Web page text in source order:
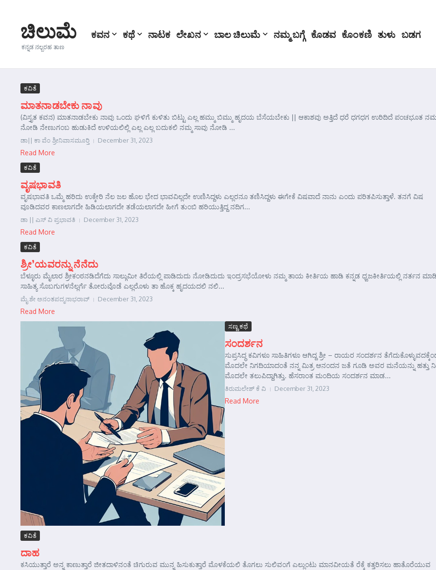
ಚಿಲುಮೆ
ಕನ್ನಡ ನಲ್ಬರಹ ತಾಣ
ಕವನ ಕಥೆ ನಾಟಕ ಲೇಖನ ಬಾಲ ಚಿಲುಮೆ ನಮ್ಮ ಬಗ್ಗೆ ಕೊಡವ ಕೊಂಕಣಿ ತುಳು ಬಡಗ
ಕವಿತೆ
ಮಾತನಾಡಬೇಕು ನಾವು
(ವಿಸ್ತೃತ ಕವನ) ಮಾತನಾಡಬೇಕು ನಾವು ಒಂದು ಘಳಿಗೆ ಕುಳಿತು ಬಿಟ್ಟು ಎಲ್ಲ ಹಮ್ಮು ಬಿಮ್ಮು ಹೃದಯ ಬೆಸೆಯಬೇಕು || ಆಕಾಶವು ಅತ್ತಿದೆ ಧರೆ ಧಗಧಗ ಉರಿದಿದೆ ಪಂಚಭೂತ
ನೋಡಿ ನೇಣುಗಂಬ ಹುಡುಕಿದೆ ಉಳಿಯಲಿಲ್ಲಿ ಎಲ್ಲ ಎಲ್ಲ ಬದುಕಲಿ ನಮ್ಮ ಸಾವು ನೋಡಿ ...
ಡಾ|| ಕಾ ವೆಂ ಶ್ರೀನಿವಾಸಮೂರ್‍ತಿ December 31, 2023
Read More
ಕವಿತೆ
ವೃಷಭಾವತಿ
ವೃಷಭಾವತಿ ಒಮ್ಮೆ ಹರಿದು ಉಕ್ಕೇರಿ ನೆಲ ಜಲ ಹೊಲ ಭೇದ ಭಾವವಿಲ್ಲದೇ ಉಣಿಸಿದ್ದಳು ಎಲ್ಲರನೂ ತಣಿಸಿದ್ದಳು ಈಗೇಕೆ ವಿಷವಾದೆ ನಾನು ಎಂದು ಪರಿತಪಿಸುತ್ತಾಳೆ. ತನಗೆ ವಿಷ
ವೂಡಿದವರ ಕಾಣಲಾಗದೇ ಹಿಡಿಯಲಾಗದೇ ತಡೆಯಲಾಗದೇ ಹೀಗೆ ತುಂಬಿ ಹರಿಯುತ್ತಿದ್ದ ನದಿಗ...
ಡಾ || ಎಸ್ ವಿ ಪ್ರಭಾವತಿ December 31, 2023
Read More
ಕವಿತೆ
ಶ್ರೀ’ಯವರನ್ನು ನೆನೆದು
ಬೆಳ್ಳೂರು ಮೈಲಾರ ಶ್ರೀಕಂಠನಡಿದೆಗೆದು ಸಾಲ್ಗುಮೀ ತಿರೆಯಲ್ಲಿ ಪಾಡಿದುದು ನೋಡಿದುದು ಇಂದ್ರಸಭೆಯೋಳು ನಮ್ಮ ತಾಯ ಕೀರ್ತಿಯ ಹಾಡಿ ಕನ್ನಡ ಧ್ವಜಕೀರ್ತಿಯಲ್ಲಿ ನರ್ತನ
ಸಾಹಿತ್ಯ ಸೊಬಗುಗಳನೆಲ್ಲರ್ಗೆ ತೋರುವೊಡೆ ಎಲ್ಲರೊಳು ತಾ ಹೊಕ್ಕ ಹೃದಯದಲಿ ನಲಿ...
ಮೈ ಶೇ ಅನಂತಪದ್ಮನಾಭರಾವ್ December 31, 2023
Read More
ಸಣ್ಣ ಕಥೆ
ಸಂದರ್ಶನ
ಸುಪ್ರಸಿದ್ಧ ಕವಿಗಳೂ ಸಾಹಿತಿಗಳೂ ಆಗಿದ್ದ ಶ್ರೀ – ರಾಯರ ಸಂದರ್ಶನ
ಮೊದಲೇ ನಿಗದಿಯಾದಂತೆ ನನ್ನ ಮಿತ್ರ ಆನಂದನ ಜತೆ ಗೂಡಿ ಅವರ ಮನೆಯನ್ನು ಹತ್ತು
ಮೊದಲೇ ತಲುಪಿದ್ದಾಗಿತ್ತು. ಹೆಸರಾಂತ ಮಂದಿಯ ಸಂದರ್ಶನ ಮಾಡ...
ತಿರುಮಲೇಶ್ ಕೆ ವಿ December 31, 2023
Read More
ಕವಿತೆ
ದಾಹ
ಕಸಿಯುತ್ತಾರೆ ಅನ್ನ ಕಾಣುತ್ತಾರೆ ಜೀತದಾಳಿನಂತೆ ಚಿಗುರುವ ಮುನ್ನ ಹಿಸುಕುತ್ತಾರೆ ಮೊಳಕೆಯಲಿ ತೊಗಲು ಸುಲಿವಂಗೆ ಎಲ್ಲುಂಟು ಮಾನವೀಯತೆ ರೆಕ್ಕೆ ಕತ್ತರಿಸಲು ಹಾತೊರೆಯುವ